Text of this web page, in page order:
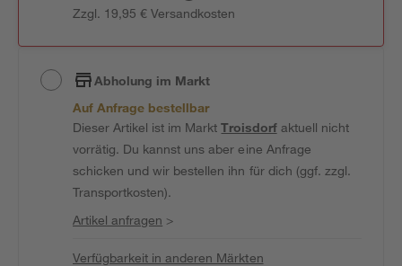
Zzgl. 19,95 € Versandkosten
Abholung im Markt
Auf Anfrage bestellbar
Dieser Artikel ist im MarktTroisdorfaktuell nicht
vorrätig. Du kannst uns aber eine Anfrage
schicken und wir bestellen ihn für dich (ggf. zzgl.
Transportkosten).
Artikel anfragen >
Verfügbarkeit in anderen Märkten